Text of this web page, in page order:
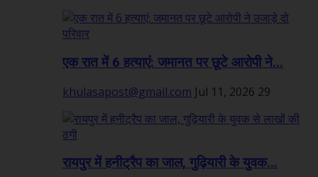
एक रात में 6 हत्याएं: जमानत पर छूटे आरोपी ने...
khulasapost@gmail.com Jul 11, 2026 29
रायपुर में हनीट्रैप का जाल, गुढ़ियारी के युवक...